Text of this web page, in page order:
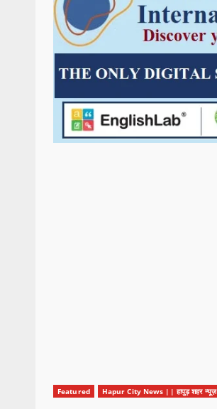
Featured Hapur City News || हापुड़ शहर न्यूज़